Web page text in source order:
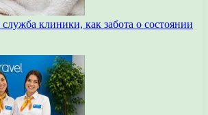
клиники, как забота о состоянии